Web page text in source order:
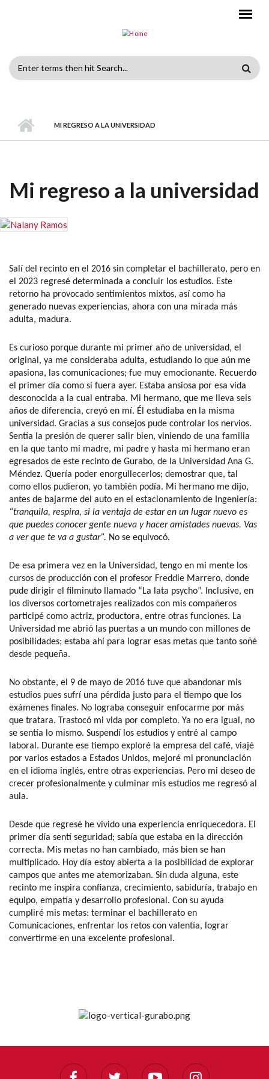
Search
MI REGRESO A LA UNIVERSIDAD
Mi regreso a la universidad
Salí del recinto en el 2016 sin completar el bachillerato, pero en
el 2023 regresé determinada a concluir los estudios. Este
retorno ha provocado sentimientos mixtos, así como ha
generado nuevas experiencias, ahora con una mirada más
adulta, madura.
Es curioso porque durante mi primer año de universidad, el
original, ya me consideraba adulta, estudiando lo que aún me
apasiona, las comunicaciones; fue muy emocionante. Recuerdo
el primer día como si fuera ayer. Estaba ansiosa por esa vida
desconocida a la cual entraba. Mi hermano, que me lleva seis
años de diferencia, creyó en mí. Él estudiaba en la misma
universidad. Gracias a sus consejos pude controlar los nervios.
Sentía la presión de querer salir bien, viniendo de una familia
en la que tanto mi madre, mi padre y hasta mi hermano eran
egresados de este recinto de Gurabo, de la Universidad Ana G.
Méndez. Quería poder enorgullecerlos; demostrar que, tal
como ellos pudieron, yo también podía. Mi hermano me dijo,
antes de bajarme del auto en el estacionamiento de Ingeniería:
“tranquila, respira, si la ventaja de estar en un lugar nuevo es
que puedes conocer gente nueva y hacer amistades nuevas. Vas
a ver que te va a gustar”. No se equivocó.
De esa primera vez en la Universidad, tengo en mi mente los
cursos de producción con el profesor Freddie Marrero, donde
pude dirigir el filminuto llamado “La lata psycho”. Inclusive, en
los diversos cortometrajes realizados con mis compañeros
participé como actriz, productora, entre otras funciones. La
Universidad me abrió las puertas a un mundo con millones de
posibilidades; estaba ahí para lograr esas metas que tanto soñé
desde pequeña.
No obstante, el 9 de mayo de 2016 tuve que abandonar mis
estudios pues sufrí una pérdida justo para el tiempo que los
exámenes finales. No lograba conseguir enfocarme por más
que tratara. Trastocó mi vida por completo. Ya no era igual, no
se sentía lo mismo. Suspendí los estudios y entré al campo
laboral. Durante ese tiempo exploré la empresa del café, viajé
por varios estados a Estados Unidos, mejoré mi pronunciación
en el idioma inglés, entre otras experiencias. Pero mi deseo de
crecer profesionalmente y culminar mis estudios me regresó al
aula.
Desde que regresé he vivido una experiencia enriquecedora. El
primer día sentí seguridad; sabía que estaba en la dirección
correcta. Mis metas no han cambiado, más bien se han
multiplicado. Hoy día estoy abierta a la posibilidad de explorar
campos que antes me atemorizaban. Sin duda alguna, este
recinto me inspira confianza, crecimiento, sabiduría, trabajo en
equipo, empatía y desarrollo profesional. Con su ayuda
cumpliré mis metas: terminar el bachillerato en
Comunicaciones, enfrentar los retos con valentía, lograr
convertirme en una excelente profesional.